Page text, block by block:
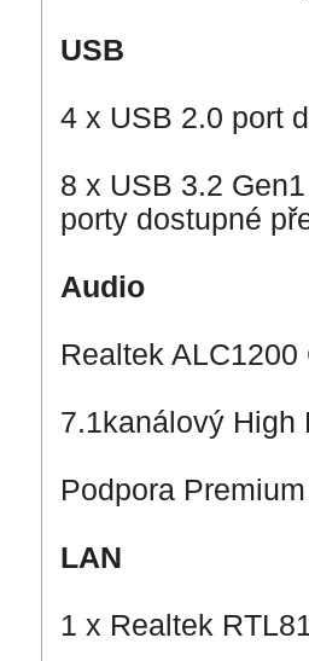
USB
4 x USB 2.0 port
8 x USB 3.2
porty dostupné
Audio
Realtek ALC1200
7.1kanálový High
Podpora
LAN
1 x Realtek